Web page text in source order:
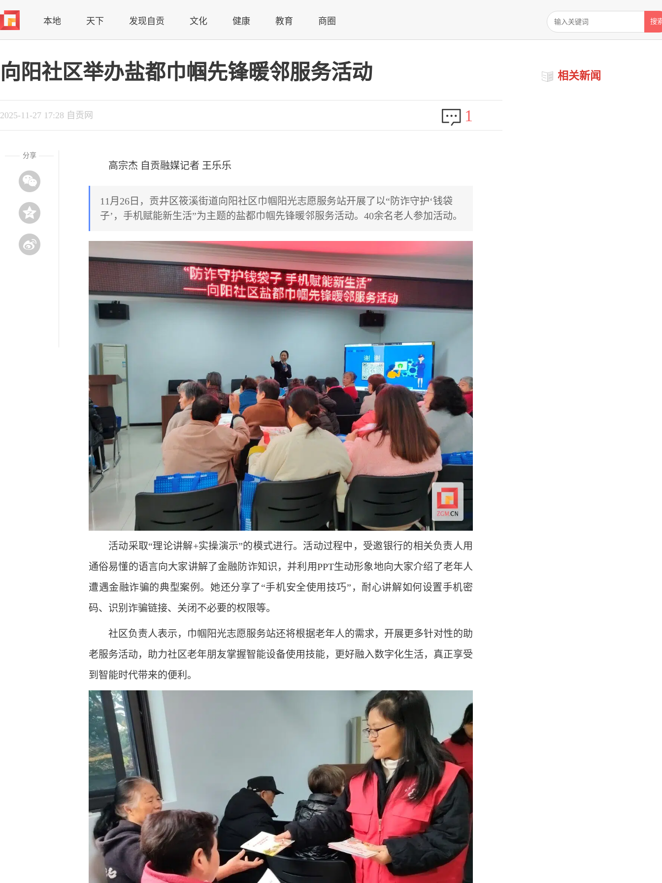
本地 天下 发现自贡 文化 健康 教育 商圈 搜
向阳社区举办盐都巾帼先锋暖邻服务活动
2025-11-27 17:28 自贡网 1
分享
高宗杰 自贡融媒记者 王乐乐
11月26日，贡井区筱溪街道向阳社区巾帼阳光志愿服务站开展了以“防诈守护‘钱袋
子’，手机赋能新生活”为主题的盐都巾帼先锋暖邻服务活动。40余名老人参加活动。
活动采取“理论讲解+实操演示”的模式进行。活动过程中，受邀银行的相关负责人用
通俗易懂的语言向大家讲解了金融防诈知识，并利用PPT生动形象地向大家介绍了老年人
遭遇金融诈骗的典型案例。她还分享了“手机安全使用技巧”，耐心讲解如何设置手机密
码、识别诈骗链接、关闭不必要的权限等。
社区负责人表示，巾帼阳光志愿服务站还将根据老年人的需求，开展更多针对性的助
老服务活动，助力社区老年朋友掌握智能设备使用技能，更好融入数字化生活，真正享受
到智能时代带来的便利。
相关新闻